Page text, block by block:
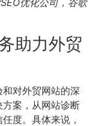
助力外贸
对外贸网站的深
方案，从网站诊断
度。具体来说，